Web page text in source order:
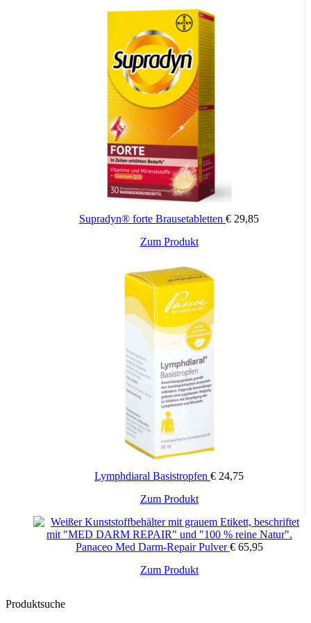
Supradyn® forte Brausetabletten € 29,85
Zum Produkt
Lymphdiaral Basistropfen € 24,75
Zum Produkt
Panaceo Med Darm-Repair Pulver€ 65,95
Zum Produkt
Produktsuche